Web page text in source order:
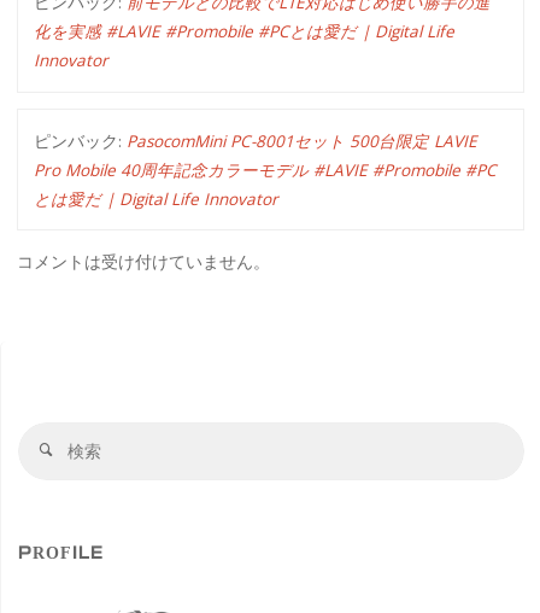
化を実感 #LAVIE #Promobile #PCとは愛だ | Digital Life
Innovator
ピンバック: PasocomMini PC-8001セット 500台限定 LAVIE
Pro Mobile 40周年記念カラーモデル #LAVIE #Promobile #PC
とは愛だ | Digital Life Innovator
コメントは受け付けていません。
検
PROFILE